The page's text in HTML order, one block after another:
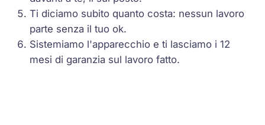
Ti diciamo subito quanto costa: nessun lavoro
parte senza il tuo ok.
Sistemiamo l'apparecchio e ti lasciamo i 12
mesi di garanzia sul lavoro fatto.